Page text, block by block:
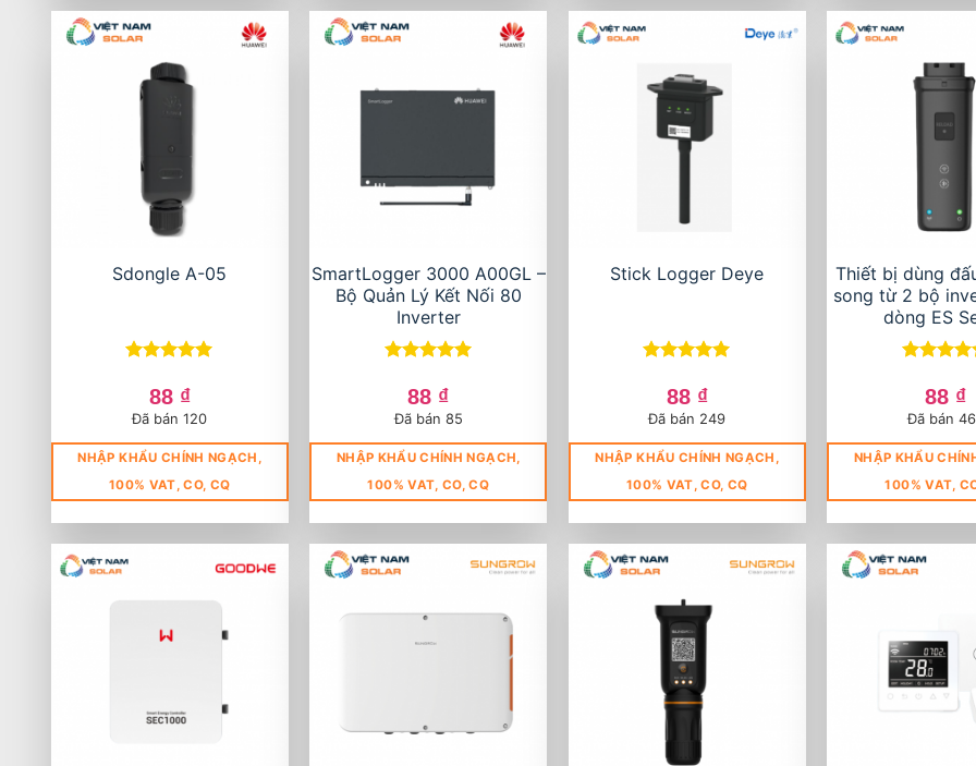
Sdongle A-05
hạng5 5
sao
88 ₫
Đã bán 120
NHẬP KHẨU CHÍNH NGẠCH,
100% VAT, CO, CQ
SmartLogger 3000 A00GL –
Bộ Quản Lý Kết Nối 80
Inverter
hạng5 5
sao
88 ₫
Đã bán 85
NHẬP KHẨU CHÍNH NGẠCH,
100% VAT, CO, CQ
Stick Logger Deye
hạng5 5
sao
88 ₫
Đã bán 249
NHẬP KHẨU CHÍNH NGẠCH,
100% VAT, CO, CQ
Thiết bị dùng
song từ 2 bộ
dòng ES
hạng5 5
sao
88 ₫
Đã bán
NHẬP KHẨU
100% VAT,